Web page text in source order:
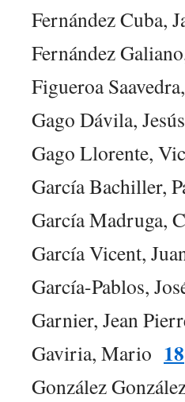
Fernández Cuba,
Fernández
Figueroa
Gago Dávila, Jesús
Gago Llorente,
García Bachiller,
García Madruga,
García Vicent,
García-Pablos,
Garnier, Jean
Gaviria, Mario 18
González